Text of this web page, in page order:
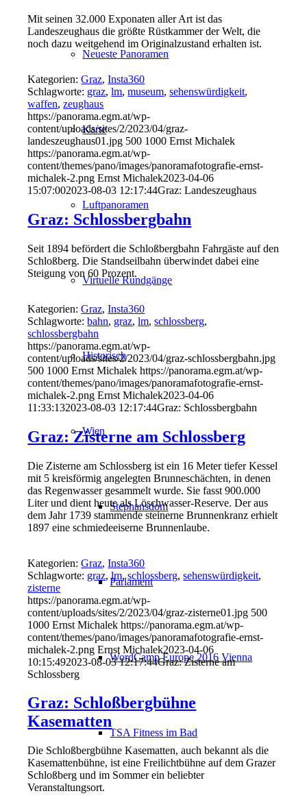
Neueste Panoramen
Karte
Luftpanoramen
Virtuelle Rundgänge
Historisch
Wien
Stephansdom
Parlament
WordCamp Europe 2016 Vienna
TSA Fitness im Bad
Mit seinen 32.000 Exponaten aller Art ist das
Landeszeughaus die größte Rüstkammer der Welt, die
noch dazu weitgehend im Originalzustand erhalten ist.
Kategorien:Graz,Insta360
Schlagworte: graz,lm,museum,sehenswürdigkeit,
waffen,zeughaus
https://panorama.egm.at/wp-
content/uploads/sites/2/2023/04/graz-
landeszeughaus01.jpg 500 1000 Ernst Michalek
https://panorama.egm.at/wp-
content/themes/pano/images/panoramafotografie-ernst-
michalek-2.png Ernst Michalek2023-04-06
15:07:002023-08-03 12:17:44Graz: Landeszeughaus
Graz: Schlossbergbahn
Seit 1894 befördert die Schloßbergbahn Fahrgäste auf den
Schloßberg. Die Standseilbahn überwindet dabei eine
Steigung von 60 Prozent.
Kategorien:Graz,Insta360
Schlagworte:bahn, graz,lm,schlossberg,
schlossbergbahn
https://panorama.egm.at/wp-
content/uploads/sites/2/2023/04/graz-schlossbergbahn.jpg
500 1000 Ernst Michalek https://panorama.egm.at/wp-
content/themes/pano/images/panoramafotografie-ernst-
michalek-2.png Ernst Michalek2023-04-06
11:33:132023-08-03 12:17:44Graz: Schlossbergbahn
Graz: Zisterne am Schlossberg
Die Zisterne am Schlossberg ist ein 16 Meter tiefer Kessel
mit 5 kreisförmig angelegten Brunneschächten, in denen
das Regenwasser gesammelt wurde. Sie fasst 900.000
Liter und dient heute als Löschwasser-Reserve. Der aus
dem Jahr 1739 stammende steinerne Brunnenkranz erhielt
1897 eine schmiedeeiserne Brunnenlaube.
Kategorien:Graz,Insta360
Schlagworte: graz,lm,schlossberg,sehenswürdigkeit,
zisterne
https://panorama.egm.at/wp-
content/uploads/sites/2/2023/04/graz-zisterne01.jpg 500
1000 Ernst Michalek https://panorama.egm.at/wp-
content/themes/pano/images/panoramafotografie-ernst-
michalek-2.png Ernst Michalek2023-04-06
10:15:492023-08-03 12:17:44Graz: Zisterne am
Schlossberg
Graz: Schloßbergbühne
Kasematten
Die Schloßbergbühne Kasematten, auch bekannt als die
Kasemattenbühne, ist eine Freilichtbühne auf dem Grazer
Schloßberg und im Sommer ein beliebter
Veranstaltungsort.